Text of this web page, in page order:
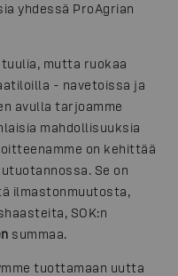
yhdessä ProAgrian
mutta ruokaa
- navetoissa ja
avulla tarjoamme
mahdollisuuksia
on kehittää
Se on
ilmastonmuutosta,
SOK:n
summaa.
tuottamaan uutta